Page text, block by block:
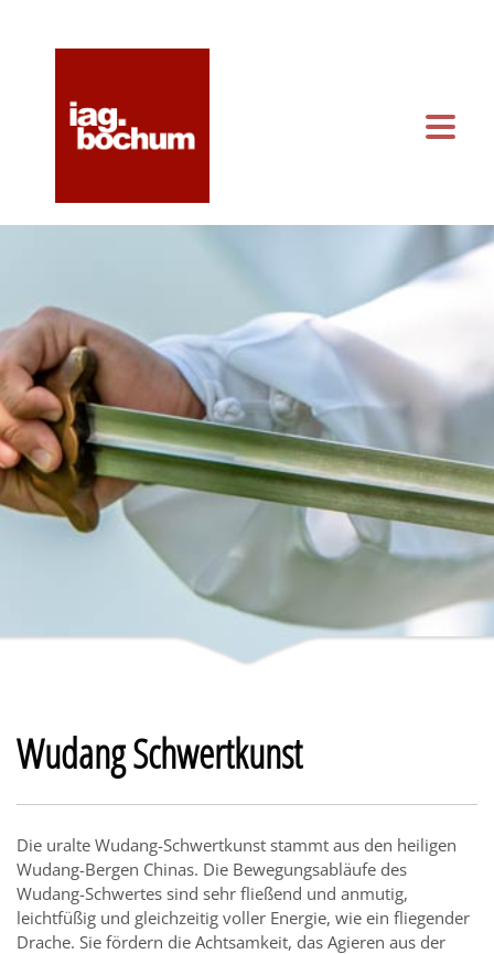
Wudang Schwertkunst
Die uralte Wudang-Schwertkunst stammt aus den heiligen
Wudang-Bergen Chinas. Die Bewegungsabläufe des
Wudang-Schwertes sind sehr fließend und anmutig,
leichtfüßig und gleichzeitig voller Energie, wie ein fliegender
Drache. Sie fördern die Achtsamkeit, das Agieren aus der